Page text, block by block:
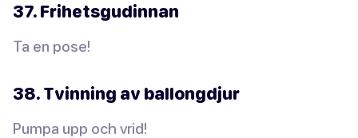
37. Frihetsgudinnan
Ta en pose!
38. Tvinning av ballongdjur
Pumpa upp och vrid!